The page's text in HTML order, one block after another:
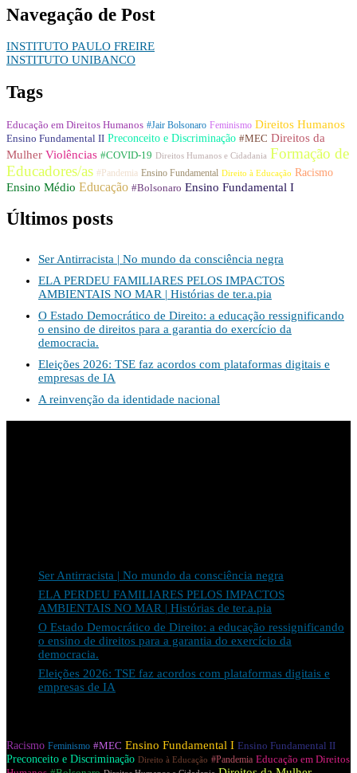
Navegação de Post
INSTITUTO PAULO FREIRE
INSTITUTO UNIBANCO
Tags
Educação em Direitos Humanos #Jair Bolsonaro Feminismo Direitos Humanos
Ensino Fundamental II Preconceito e Discriminação #MEC Direitos da
Mulher Violências #COVID-19 Direitos Humanos e Cidadania Formação de
Educadores/as #Pandemia Ensino Fundamental Direito à Educação Racismo
Ensino Médio Educação #Bolsonaro Ensino Fundamental I
Últimos posts
Ser Antirracista | No mundo da consciência negra
ELA PERDEU FAMILIARES PELOS IMPACTOS
AMBIENTAIS NO MAR | Histórias de ter.a.pia
O Estado Democrático de Direito: a educação ressignificando
o ensino de direitos para a garantia do exercício da
democracia.
Eleições 2026: TSE faz acordos com plataformas digitais e
empresas de IA
A reinvenção da identidade nacional
Ser Antirracista | No mundo da consciência negra
ELA PERDEU FAMILIARES PELOS IMPACTOS
AMBIENTAIS NO MAR | Histórias de ter.a.pia
O Estado Democrático de Direito: a educação ressignificando
o ensino de direitos para a garantia do exercício da
democracia.
Eleições 2026: TSE faz acordos com plataformas digitais e
empresas de IA
Racismo Feminismo #MEC Ensino Fundamental I Ensino Fundamental II
Preconceito e Discriminação Direito à Educação #Pandemia Educação em Direitos